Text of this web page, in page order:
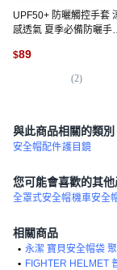
UPF50+ 防曬觸控手套
感透氣 夏季必備防曬手套
曬 冰絲手套 涼感手套 透
手套 觸控手套 運動手套
送手套 透氣 機車, 【可觸
$89
(2)
與此商品相關的類別
安全帽配件護目鏡
您可能會喜歡的其他
全罩式安全帽機車安全
相關商品
• 永潔 寶貝安全帽袋
•